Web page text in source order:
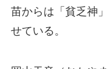
苗からは「貧乏神
せている。